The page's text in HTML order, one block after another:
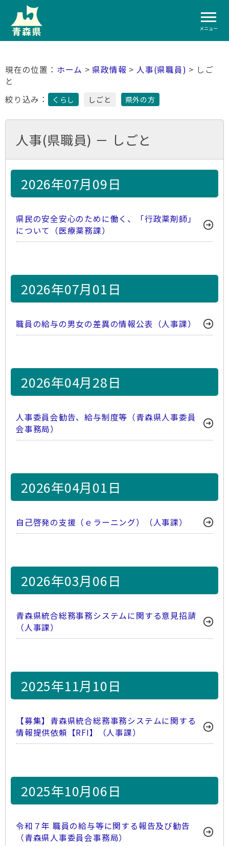
メニュー
ホーム > 県政情報 > 人事(県職員) > しご
と
絞り込み：
くらし しごと 県外の方
人事(県職員) － しごと
2026年07月09日
県民の安全安心のために働く、「行政薬剤師」
について（医療薬務課）
2026年07月01日
職員の給与の男女の差異の情報公表（人事課）
2026年04月28日
人事委員会勧告、給与制度等（青森県人事委員
会事務局）
2026年04月01日
自己啓発の支援（ｅラーニング）（人事課）
2026年03月06日
青森県統合総務事務システムに関する意見招請
（人事課）
2025年11月10日
【募集】青森県統合総務事務システムに関する
情報提供依頼【RFI】（人事課）
2025年10月06日
令和７年 職員の給与等に関する報告及び勧告
（青森県人事委員会事務局）